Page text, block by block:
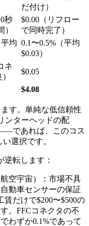
だ付け）
秒
）
$0.00（リフロー
で同時完了）
均 0.1〜0.5%（平均
$0.03）
ネ
$0.05
$4.08
す。単純な低信頼性
ターヘッドの配
であれば、このコス
選択です。
転します：
航空宇宙）：市場不具
動車センサーの保証
だけで$200〜$500の
。FFCコネクタの不
わずか0.1%であって